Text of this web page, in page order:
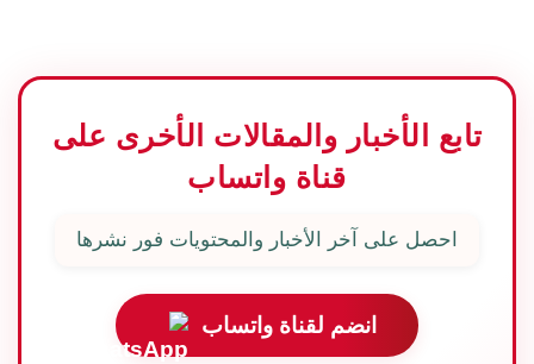
تابع الأخبار والمقالات الأخرى على
قناة واتساب
احصل على آخر الأخبار والمحتويات فور نشرها
انضم لقناة واتساب